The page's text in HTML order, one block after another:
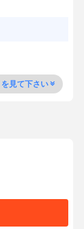
を見て下さい